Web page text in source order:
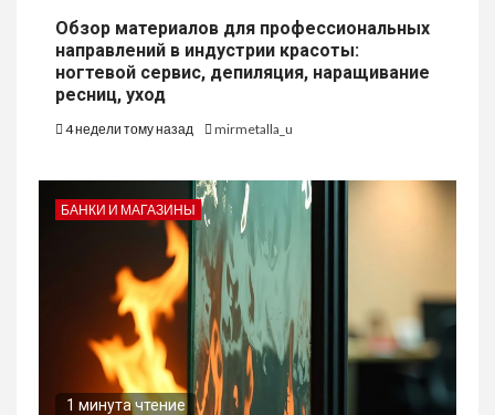
Обзор материалов для профессиональных
направлений в индустрии красоты:
ногтевой сервис, депиляция, наращивание
ресниц, уход
4 недели тому назад mirmetalla_u
БАНКИ И МАГАЗИНЫ
1 минута чтение